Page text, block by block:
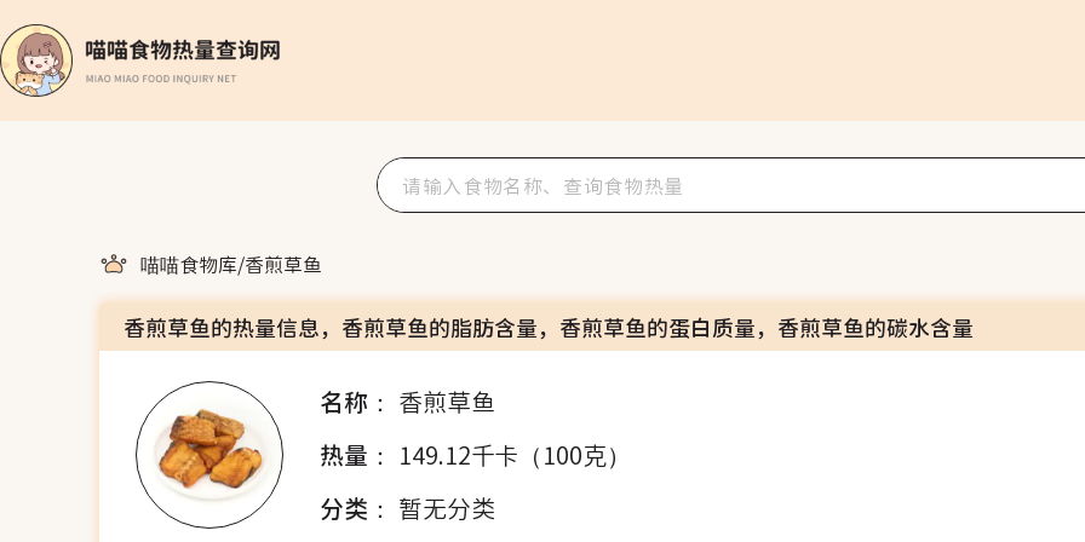
喵喵食物库/香煎草鱼
香煎草鱼的热量信息，香煎草鱼的脂肪含量，香煎草鱼的蛋白质量，香煎草鱼的碳水含量
名称： 香煎草鱼
热量： 149.12千卡（100克）
分类： 暂无分类